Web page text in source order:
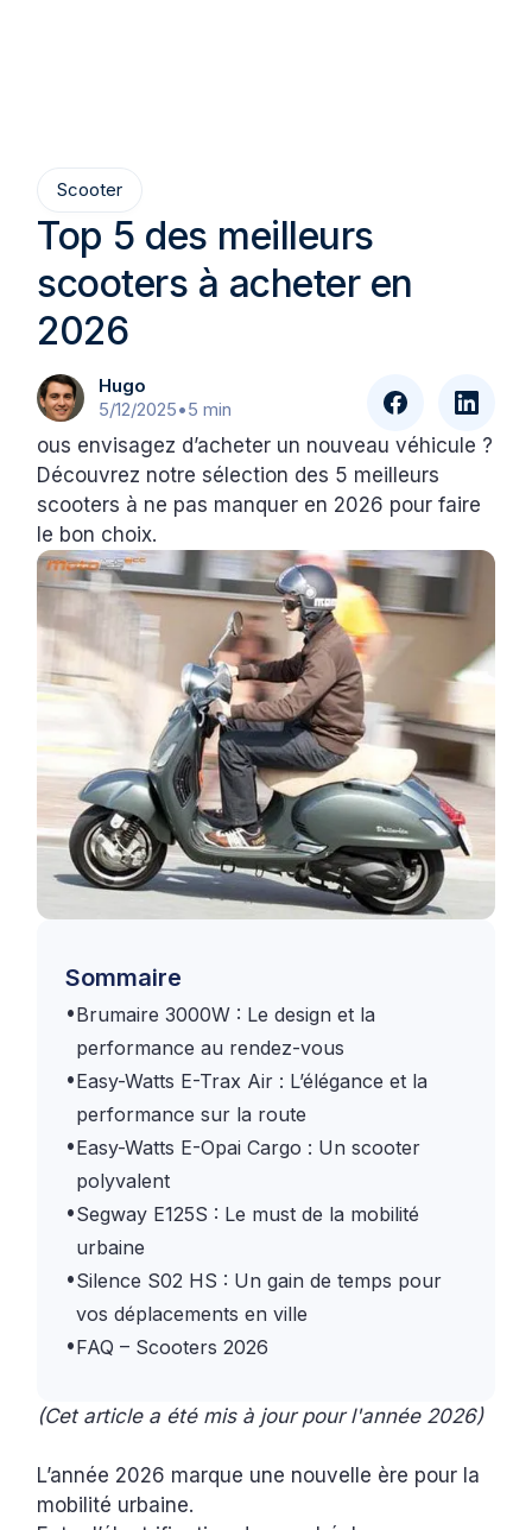
Scooter
Top 5 des meilleurs
scooters à acheter en
2026
Hugo
5/12/2025•5 min
ous envisagez d’acheter un nouveau véhicule ?
Découvrez notre sélection des 5 meilleurs
scooters à ne pas manquer en 2026 pour faire
le bon choix.
Sommaire
•Brumaire 3000W : Le design et la
performance au rendez-vous
•Easy-Watts E-Trax Air : L’élégance et la
performance sur la route
•Easy-Watts E-Opai Cargo : Un scooter
polyvalent
•Segway E125S : Le must de la mobilité
urbaine
•Silence S02 HS : Un gain de temps pour
vos déplacements en ville
•FAQ – Scooters 2026
(Cet article a été mis à jour pour l'année 2026)
L’année 2026 marque une nouvelle ère pour la
mobilité urbaine.